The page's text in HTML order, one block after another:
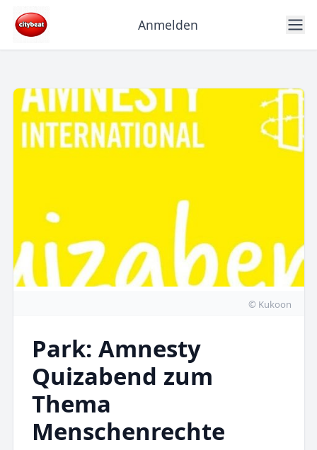
Anmelden
© Kukoon
Park: Amnesty
Quizabend zum
Thema
Menschenrechte